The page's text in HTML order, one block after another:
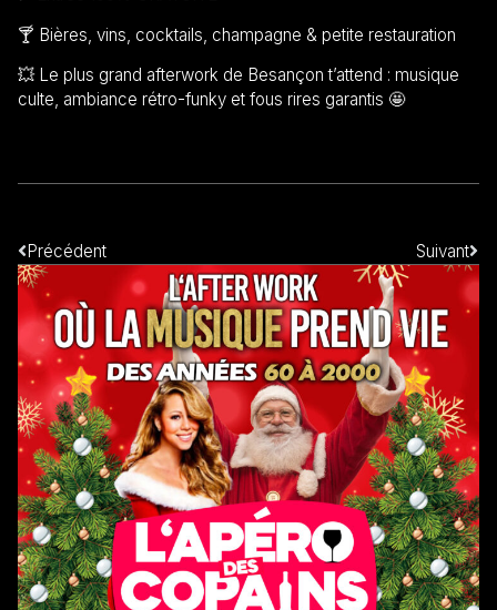
🍸 Bières, vins, cocktails, champagne & petite restauration
💥 Le plus grand afterwork de Besançon t’attend : musique
culte, ambiance rétro-funky et fous rires garantis 🤩
Précédent Suivant